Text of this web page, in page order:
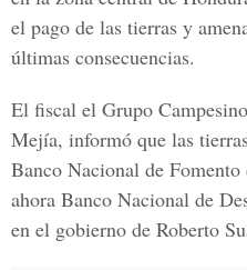
el pago de las tierras y
últimas consecuencias.
El fiscal el Grupo
Mejía, informó que las
Banco Nacional de
ahora Banco Nacional de
en el gobierno de Roberto